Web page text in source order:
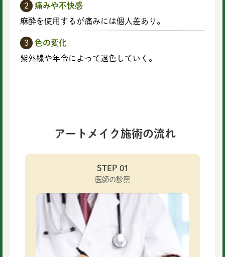
2
痛みや不快感
麻酔を使用するが痛みには個人差あり。
3
色の変化
紫外線や年令によって退色していく。
アートメイク施術の流れ
STEP 01
医師の診察